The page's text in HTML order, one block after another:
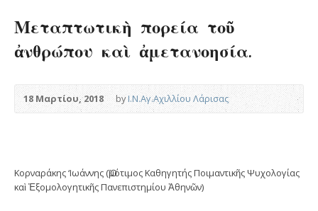
Μεταπτωτικὴ πορεία τοῦ
ἀνθρώπου καὶ ἀμετανοησία.
18 Μαρτίου, 2018 byΙ.Ν.Αγ.Αχιλλίου Λάρισας
Κορναράκης ‘Ιωάννης (Ὅμότιμος Καθηγητής Ποιμαντικῆς Ψυχολογίας
καὶ Ἐξομολογητικῆς Πανεπιστημίου Ἀθηνῶν)